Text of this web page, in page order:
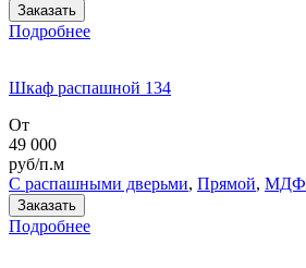
Заказать
Подробнее
Шкаф распашной 134
От
49 000
руб/п.м
С распашными дверьми, Прямой, МДФ
Заказать
Подробнее